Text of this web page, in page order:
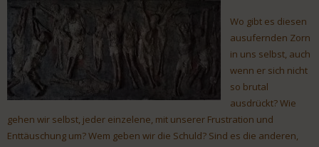
Wo gibt es diesen
ausufernden Zorn
in uns selbst, auch
wenn er sich nicht
so brutal
ausdrückt? Wie
gehen wir selbst, jeder einzelene, mit unserer Frustration und
Enttäuschung um? Wem geben wir die Schuld? Sind es die anderen,